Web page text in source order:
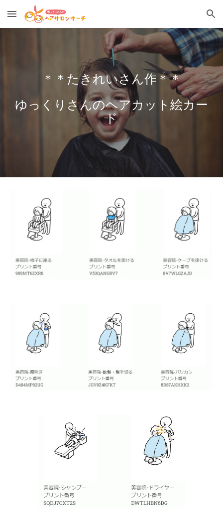
Skip to main content Skip to navigation
＊＊たきれいさん作＊＊
ゆっくりさんのヘアカット絵カー
ド